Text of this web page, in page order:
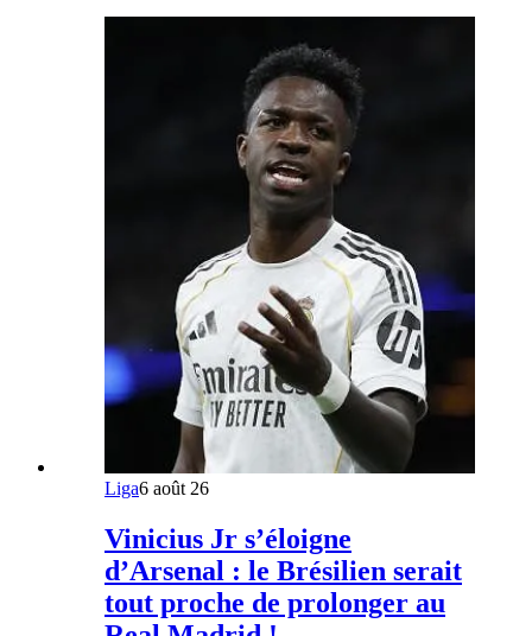
Liga6 août 26
Vinicius Jr s’éloigne
d’Arsenal : le Brésilien serait
tout proche de prolonger au